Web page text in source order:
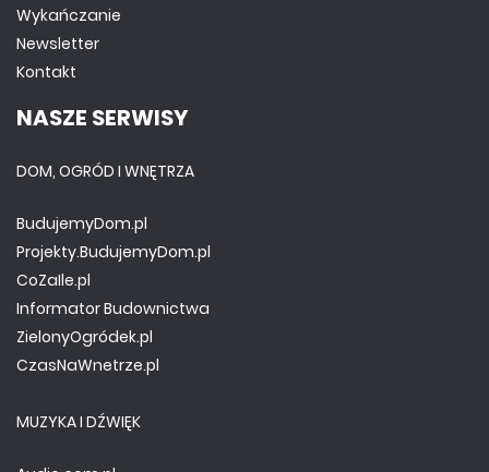
Wykańczanie
Newsletter
Kontakt
NASZE SERWISY
DOM, OGRÓD I WNĘTRZA
BudujemyDom.pl
Projekty.BudujemyDom.pl
CoZaIle.pl
Informator Budownictwa
ZielonyOgródek.pl
CzasNaWnetrze.pl
MUZYKA I DŹWIĘK